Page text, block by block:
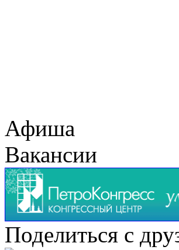
Афиша
Вакансии
Поделиться с